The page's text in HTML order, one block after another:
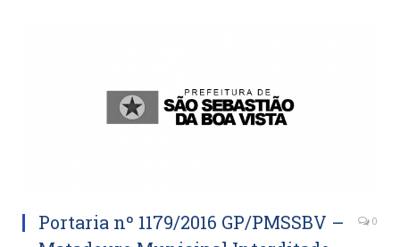
Portaria nº 1179/2016 GP/PMSSBV –
0